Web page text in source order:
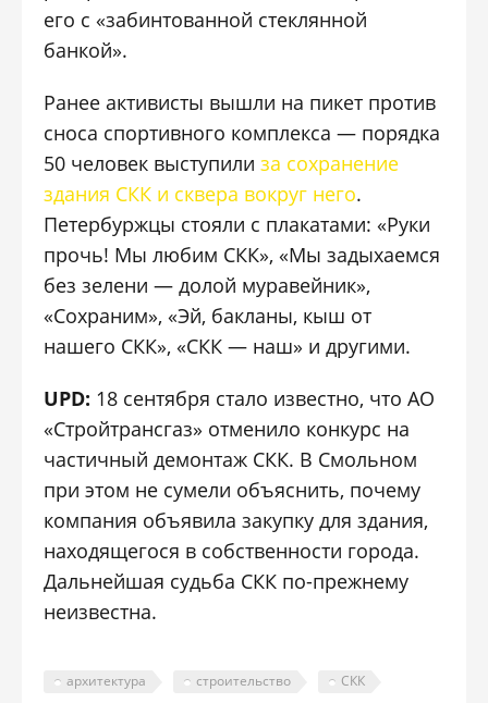
его с «забинтованной стеклянной
банкой».
Ранее активисты вышли на пикет против
сноса спортивного комплекса — порядка
50 человек выступилиза сохранение
здания СКК и сквера вокруг него.
Петербуржцы стояли с плакатами: «Руки
прочь! Мы любим СКК», «Мы задыхаемся
без зелени — долой муравейник»,
«Сохраним», «Эй, бакланы, кыш от
нашего СКК», «СКК — наш» и другими.
UPD: 18 сентября стало известно, что АО
«Стройтрансгаз» отменило конкурс на
частичный демонтаж СКК. В Смольном
при этом не сумели объяснить, почему
компания объявила закупку для здания,
находящегося в собственности города.
Дальнейшая судьба СКК по-прежнему
неизвестна.
архитектура строительство СКК